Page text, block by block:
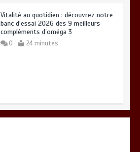
Paysagiste à Sainte-Eulalie : ce qui